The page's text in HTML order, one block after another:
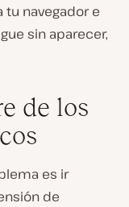
navegador e
sin aparecer,
de los
es ir
de